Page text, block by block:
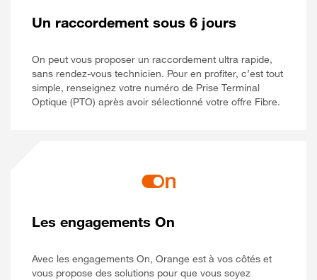
Un raccordement sous 6 jours
On peut vous proposer un raccordement ultra rapide,
sans rendez-vous technicien. Pour en profiter, c’est tout
simple, renseignez votre numéro de Prise Terminal
Optique (PTO) après avoir sélectionné votre offre Fibre.
Les engagements On
Avec les engagements On, Orange est à vos côtés et
vous propose des solutions pour que vous soyez